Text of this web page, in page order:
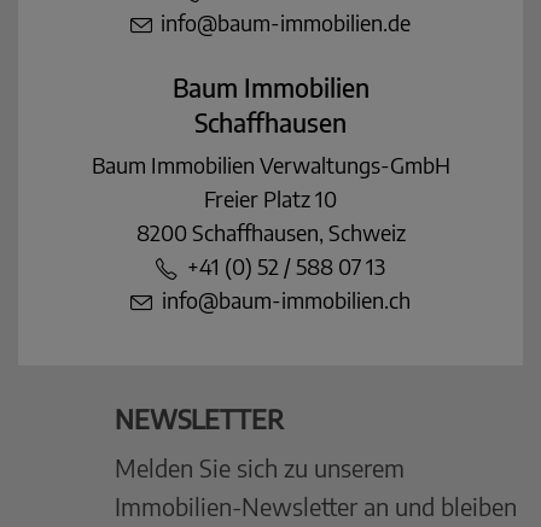
info@baum-immobilien.de
Baum Immobilien
Schaffhausen
Baum Immobilien Verwaltungs-GmbH
Freier Platz 10
8200 Schaffhausen, Schweiz
+41 (0) 52 / 588 07 13
info@baum-immobilien.ch
NEWSLETTER
Melden Sie sich zu unserem
Immobilien-Newsletter an und bleiben